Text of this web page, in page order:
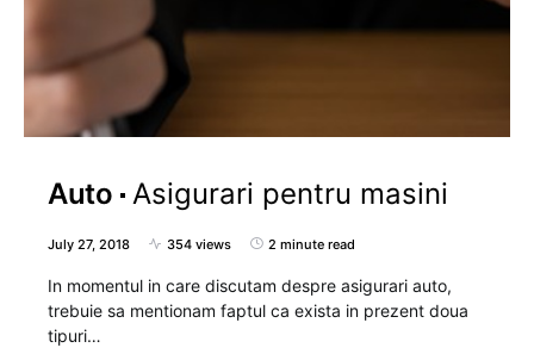
Auto Asigurari pentru masini
July 27, 2018 354 views 2 minute read
In momentul in care discutam despre asigurari auto,
trebuie sa mentionam faptul ca exista in prezent doua
tipuri…